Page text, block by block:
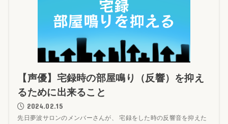
【声優】宅録時の部屋鳴り（反響）を抑え
るために出来ること
2024.02.15
先日夢波サロンのメンバーさんが、 宅録をした時の反響音を抑えた